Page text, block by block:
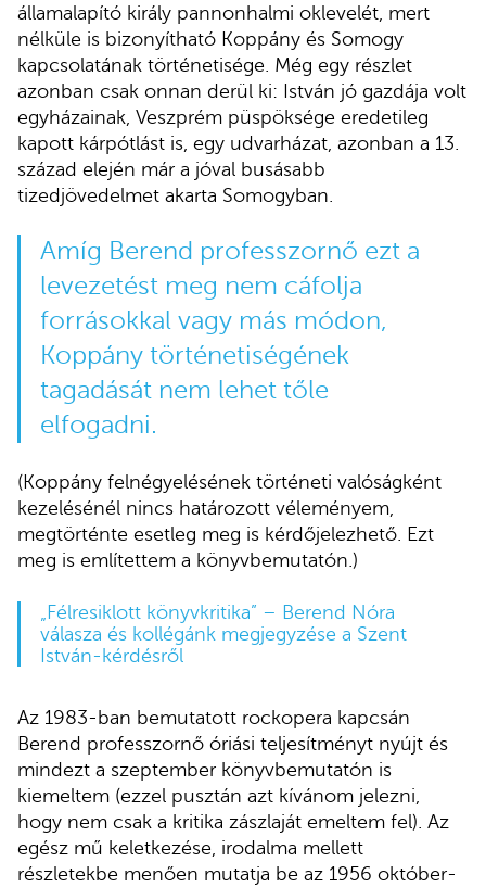
államalapító király pannonhalmi oklevelét, mert
nélküle is bizonyítható Koppány és Somogy
kapcsolatának történetisége. Még egy részlet
azonban csak onnan derül ki: István jó gazdája volt
egyházainak, Veszprém püspöksége eredetileg
kapott kárpótlást is, egy udvarházat, azonban a 13.
század elején már a jóval busásabb
tizedjövedelmet akarta Somogyban.
Amíg Berend professzornő ezt a
levezetést meg nem cáfolja
forrásokkal vagy más módon,
Koppány történetiségének
tagadását nem lehet tőle
elfogadni.
(Koppány felnégyelésének történeti valóságként
kezelésénél nincs határozott véleményem,
megtörténte esetleg meg is kérdőjelezhető. Ezt
meg is említettem a könyvbemutatón.)
„Félresiklott könyvkritika” – Berend Nóra
válasza és kollégánk megjegyzése a Szent
István-kérdésről
Az 1983-ban bemutatott rockopera kapcsán
Berend professzornő óriási teljesítményt nyújt és
mindezt a szeptember könyvbemutatón is
kiemeltem (ezzel pusztán azt kívánom jelezni,
hogy nem csak a kritika zászlaját emeltem fel). Az
egész mű keletkezése, irodalma mellett
részletekbe menően mutatja be az 1956 október-